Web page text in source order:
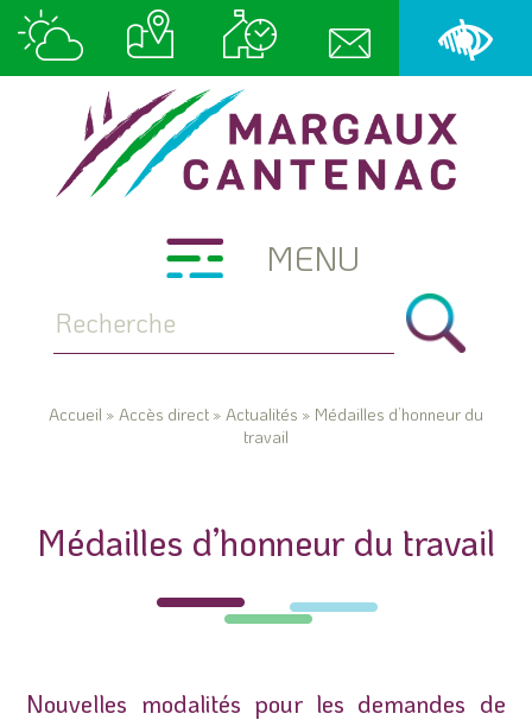
MENU
Accueil» Accès direct» Actualités » Médailles d’honneur du
travail
Médailles d’honneur du travail
Nouvelles modalités pour les demandes de